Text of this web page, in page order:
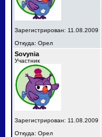
Зарегистрирован: 11.08.2009
Откуда: Орел
Sovynia
Участник
Зарегистрирован: 11.08.2009
Откуда: Орел